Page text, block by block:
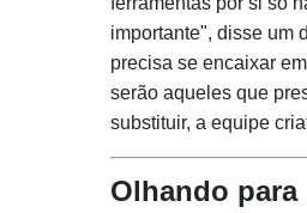
importante", disse um
precisa se encaixar
serão aqueles que
substituir, a equipe
Olhando